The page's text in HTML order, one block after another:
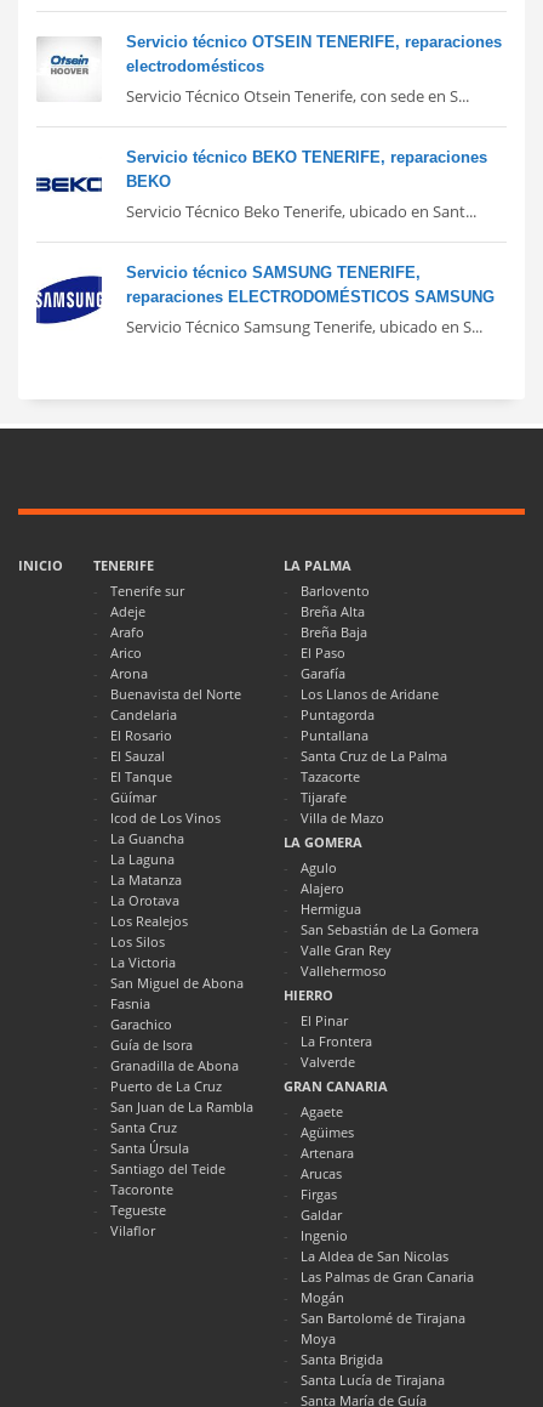
Servicio técnico OTSEIN TENERIFE, reparaciones
electrodomésticos
Servicio Técnico Otsein Tenerife, con sede en S...
Servicio técnico BEKO TENERIFE, reparaciones
BEKO
Servicio Técnico Beko Tenerife, ubicado en Sant...
Servicio técnico SAMSUNG TENERIFE,
reparaciones ELECTRODOMÉSTICOS SAMSUNG
Servicio Técnico Samsung Tenerife, ubicado en S...
INICIO
TENERIFE
Tenerife sur
Adeje
Arafo
Arico
Arona
Buenavista del Norte
Candelaria
El Rosario
El Sauzal
El Tanque
Güímar
Icod de Los Vinos
La Guancha
La Laguna
La Matanza
La Orotava
Los Realejos
Los Silos
La Victoria
San Miguel de Abona
Fasnia
Garachico
Guía de Isora
Granadilla de Abona
Puerto de La Cruz
San Juan de La Rambla
Santa Cruz
Santa Úrsula
Santiago del Teide
Tacoronte
Tegueste
Vilaflor
LA PALMA
Barlovento
Breña Alta
Breña Baja
El Paso
Garafía
Los Llanos de Aridane
Puntagorda
Puntallana
Santa Cruz de La Palma
Tazacorte
Tijarafe
Villa de Mazo
LA GOMERA
Agulo
Alajero
Hermigua
San Sebastián de La Gomera
Valle Gran Rey
Vallehermoso
HIERRO
El Pinar
La Frontera
Valverde
GRAN CANARIA
Agaete
Agüimes
Artenara
Arucas
Firgas
Galdar
Ingenio
La Aldea de San Nicolas
Las Palmas de Gran Canaria
Mogán
San Bartolomé de Tirajana
Moya
Santa Brigida
Santa Lucía de Tirajana
Santa María de Guía